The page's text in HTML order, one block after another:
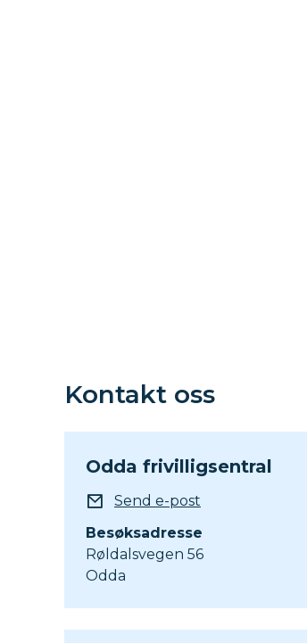
Kontakt oss
Odda frivilligsentral
E-postSend e-post
Besøksadresse
Røldalsvegen 56
Odda